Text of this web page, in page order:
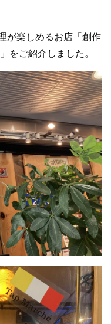
が楽しめるお店「創作
をご紹介しました。